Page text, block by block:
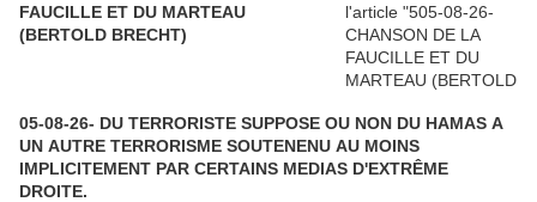
FAUCILLE ET DU MARTEAU
(BERTOLD BRECHT)
05-08-26- DU TERRORISTE SUPPOSE OU NON DU HAMAS A
UN AUTRE TERRORISME SOUTENENU AU MOINS
IMPLICITEMENT PAR CERTAINS MEDIAS D'EXTRÊME
DROITE.